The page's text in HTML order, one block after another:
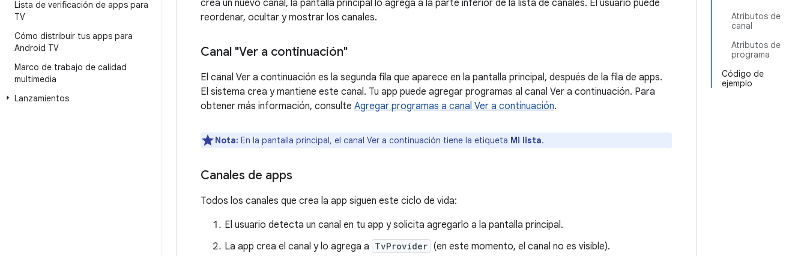
Lista de verificación de apps para
TV
Cómo distribuir tus apps para
Android TV
Marco de trabajo de calidad
multimedia
Lanzamientos
Atributos de
canal
Atributos de
programa
Código de
ejemplo
crea un nuevo canal, la pantalla principal lo agrega a la parte inferior de la lista de canales. El usuario puede
reordenar, ocultar y mostrar los canales.
Canal "Ver a continuación"
El canal Ver a continuación es la segunda fila que aparece en la pantalla principal, después de la fila de apps.
El sistema crea y mantiene este canal. Tu app puede agregar programas al canal Ver a continuación. Para
obtener más información, consulte Agregar programas a canal Ver a continuación.
Nota: En la pantalla principal, el canal Ver a continuación tiene la etiqueta Mi lista.
Canales de apps
Todos los canales que crea la app siguen este ciclo de vida:
El usuario detecta un canal en tu app y solicita agregarlo a la pantalla principal.
La app crea el canal y lo agrega a TvProvider (en este momento, el canal no es visible).